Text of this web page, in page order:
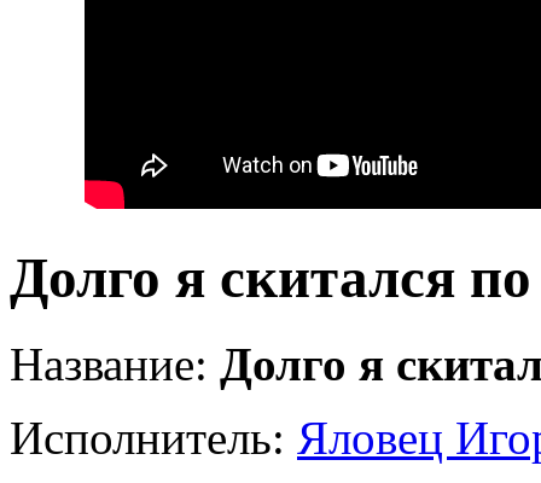
Долго я скитался
Название: Долго я
Исполнитель: Яловец